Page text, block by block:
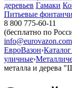
деревьев Гамаки
Питьевые
8 800 775-60-11
(бесплатно по
info@eurovazon.com
ЕвроВазон›
уличные›
металла и дерева